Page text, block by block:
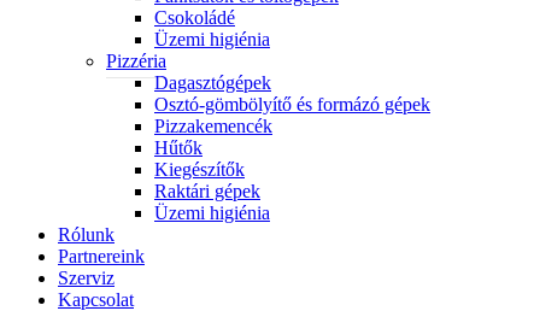
Csokoládé
Üzemi higiénia
Pizzéria
Dagasztógépek
Osztó-gömbölyítő és formázó gépek
Pizzakemencék
Hűtők
Kiegészítők
Raktári gépek
Üzemi higiénia
Rólunk
Partnereink
Szerviz
Kapcsolat